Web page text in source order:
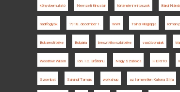
könyvbemutató Nemzeti Kincstár történelmi mítoszok Bárdi
hadifoglyok 1918. december 1. WWI Tolnai Világlapja román
Bukaresti béke Bulgária breszt-litovszki béke vasútvonalak
Woodrow Wilson Ion. I.C. Brătianu Nagy Szabolcs HERITO
Szombat Sárándi Tamás workshop az Ismeretlen Katona Sírja